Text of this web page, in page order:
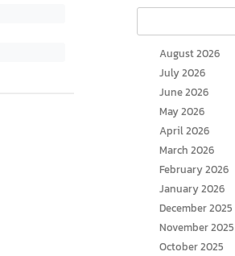
August 2026
July 2026
June 2026
May 2026
April 2026
March 2026
February 2026
January 2026
December 2025
November 2025
October 2025